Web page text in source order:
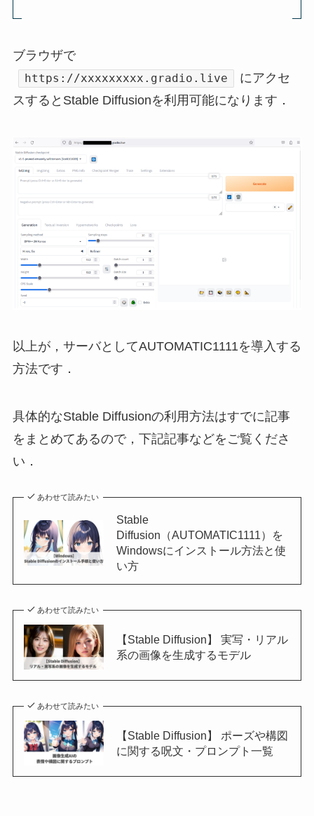
ブラウザで
https://xxxxxxxxx.gradio.live
にアクセ
スするとStable Diffusionを利用可能になります．
以上が，サーバとしてAUTOMATIC1111を導入する
方法です．
具体的なStable Diffusionの利用方法はすでに記事
をまとめてあるので，下記記事などをご覧くださ
い．
あわせて読みたい
Stable
Diffusion（AUTOMATIC1111）を
Windowsにインストール方法と使
い方
あわせて読みたい
【Stable Diffusion】 実写・リアル
系の画像を生成するモデル
あわせて読みたい
【Stable Diffusion】 ポーズや構図
に関する呪文・プロンプト一覧